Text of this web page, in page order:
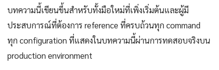
บทความนี้เขียนขึ้นสำหรับทั้งมือใหม่ที่เพิ่งเริ่มต้นและผู้มี
ประสบการณ์ที่ต้องการ reference ที่ครบถ้วนทุก command
ทุก configuration ที่แสดงในบทความนี้ผ่านการทดสอบจริงบน
production environment